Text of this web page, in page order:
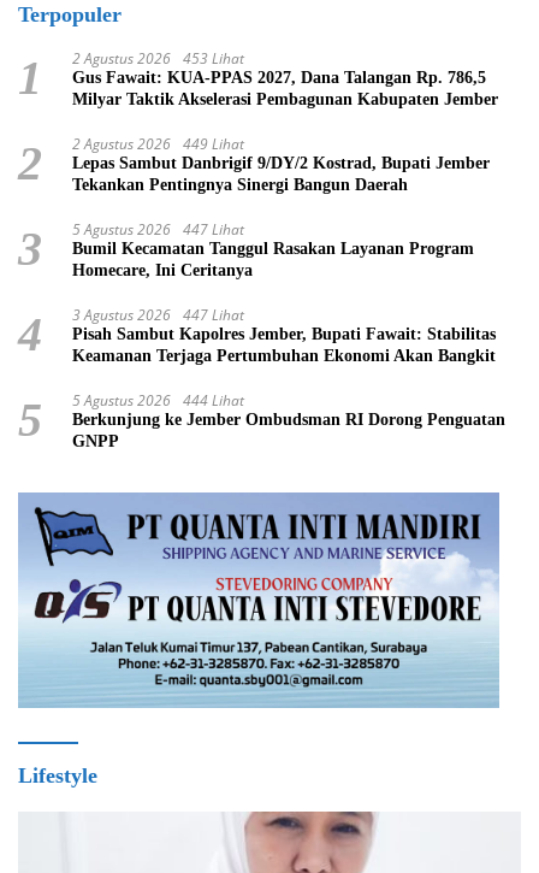
Terpopuler
1 2 Agustus 2026 453 Lihat
Gus Fawait: KUA-PPAS 2027, Dana Talangan Rp. 786,5
Milyar Taktik Akselerasi Pembagunan Kabupaten Jember
2 2 Agustus 2026 449 Lihat
Lepas Sambut Danbrigif 9/DY/2 Kostrad, Bupati Jember
Tekankan Pentingnya Sinergi Bangun Daerah
3 5 Agustus 2026 447 Lihat
Bumil Kecamatan Tanggul Rasakan Layanan Program
Homecare, Ini Ceritanya
4 3 Agustus 2026 447 Lihat
Pisah Sambut Kapolres Jember, Bupati Fawait: Stabilitas
Keamanan Terjaga Pertumbuhan Ekonomi Akan Bangkit
5 5 Agustus 2026 444 Lihat
Berkunjung ke Jember Ombudsman RI Dorong Penguatan
GNPP
Lifestyle